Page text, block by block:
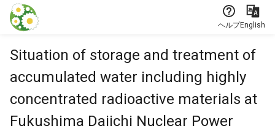
本文に飛ぶ
ヘルプEnglish
Situation of storage and treatment of
accumulated water including highly
concentrated radioactive materials at
Fukushima Daiichi Nuclear Power